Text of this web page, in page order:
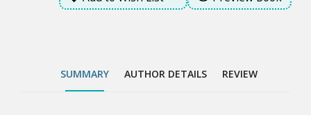
SUMMARY AUTHOR DETAILS REVIEW